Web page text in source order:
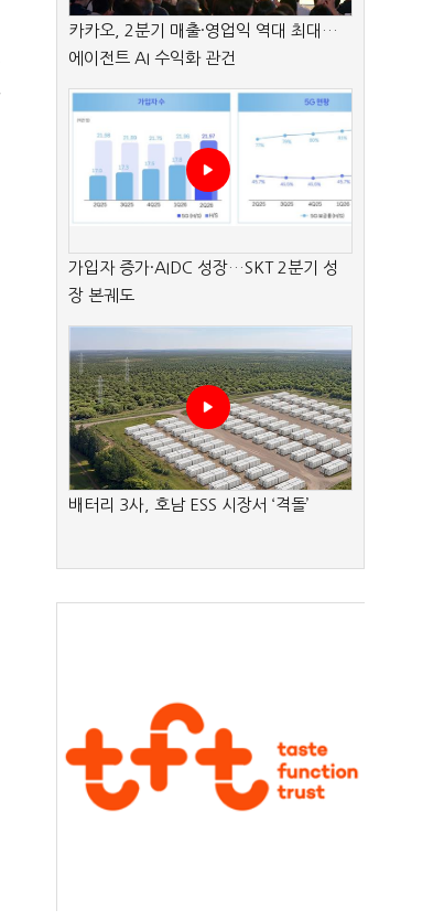
카카오, 2분기 매출·영업익 역대 최대…
에이전트 AI 수익화 관건
가입자 증가·AIDC 성장…SKT 2분기 성
장 본궤도
배터리 3사, 호남 ESS 시장서 ‘격돌’